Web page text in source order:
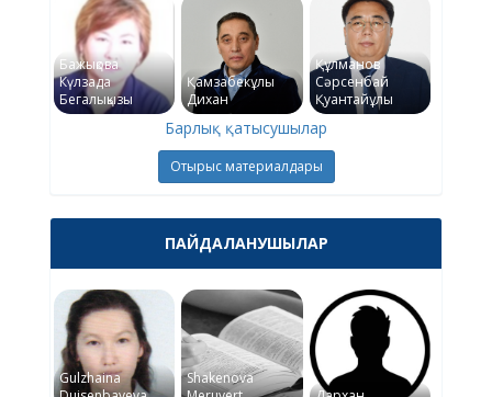
Бажықова
Күлзада
Бегалықызы
Қамзабекұлы
Дихан
Құлманов
Сәрсенбай
Қуантайұлы
Барлық қатысушылар
Отырыс материалдары
ПАЙДАЛАНУШЫЛАР
Gulzhaina
Shakenova